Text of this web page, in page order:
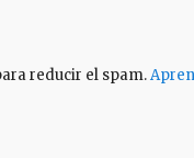
reducir el spam.